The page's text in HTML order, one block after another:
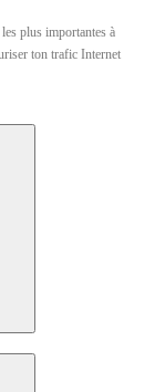
plus importantes à
ton trafic Internet